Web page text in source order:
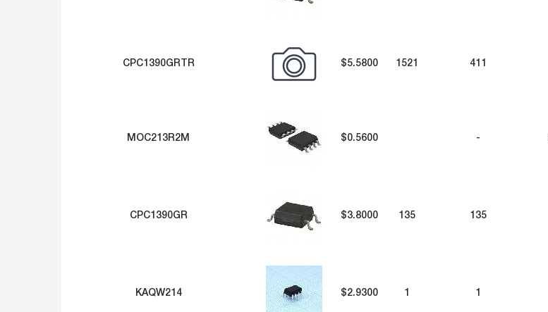
CPC1390GRTR $5.5800 1521 411
MOC213R2M $0.5600 -
CPC1390GR $3.8000 135 135
KAQW214 $2.9300 1 1